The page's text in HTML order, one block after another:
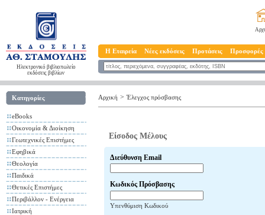
Ηλεκτρονικό βιβλιοπωλείο
εκδόσεις βιβλίων
Η Εταιρεία Νέες εκδόσεις Προτάσεις Προσφορές
Κατηγορίες
eBooks
Οικονομία & Διοίκηση
Γεωτεχνικές Επιστήμες
Εφηβικά
Θεολογία
Παιδικά
Θετικές Επιστήμες
Περιβάλλον - Ενέργεια
Ιατρική
Αρχική > Έλεγχος πρόσβασης
Είσοδος Μέλους
Διεύθυνση Email
Κωδικός Πρόσβασης
Υπενθύμιση Κωδικού